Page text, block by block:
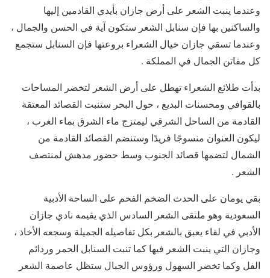
وعندما ينبت الشعر على أرض جازان بأيدي القادمين إليها
والساكنين بها فإن سنابل الشعر ستكون آية في الحسن والجمال ،
وعندما تسقي جازان خيال الشعراء بروعتها فإن السنابل ستجمع
كل مفاتن الجمال في المملكة .
بدأت طلائع الشعراء تهطل على أرض الشعر لتخضر المساحات
بالقوافي ومحسنات البديع ، حول البحر ستنبت القصائد المعتقة
القادمة من الساحل الشرقي ليمتزج ماء الشرق بماء الغرب ،
ليكون العنوان منسوجًا فريدًا وستنضم القصائد القادمة من
الشمال لتضمها قصائد الجنوب وسط حضور مدهش لمنتصف
الشعر .
بقي يومان على الحدث الضخم الفخم على الساحة الأدبية
السعودية وهو ملتقى الشعر السادس الذي يقيمه نادي جازان
الأدبي في لقاء يعبق بالشعر بكل تفاصيله الجميلة وسجعه الأخاذ ،
وجازان التي ينبت الشعر فيها كما تنبت السنابل الحمر وردائم
الفل وكما تخضر السهول ورؤوس الجبال ستظل عاصمة الشعر